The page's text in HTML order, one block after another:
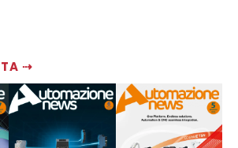
⇢